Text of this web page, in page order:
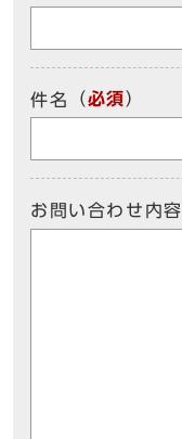
件名 （必須）
お問い合わせ内容